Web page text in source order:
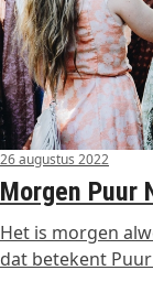
26 augustus 2022
Morgen Puur
Het is morgen
dat betekent